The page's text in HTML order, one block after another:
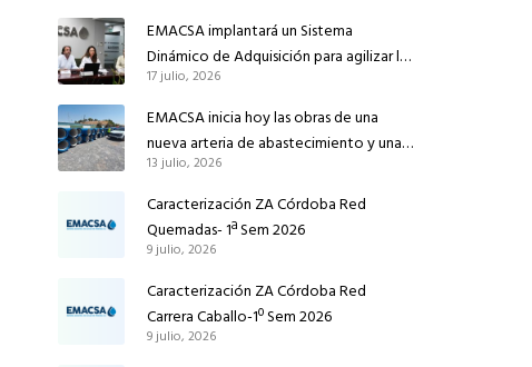
reforzar el suministro de agua de
Córdoba
EMACSA implantará un Sistema
Dinámico de Adquisición para agilizar la
contratación de obras en sus redes e
instalaciones
17 julio, 2026
EMACSA inicia hoy las obras de una
nueva arteria de abastecimiento y una
red de agua no potable en Ingeniero
Ruiz de Azúa
13 julio, 2026
Caracterización ZA Córdoba Red
Quemadas- 1ª Sem 2026
9 julio, 2026
Caracterización ZA Córdoba Red
Carrera Caballo-1º Sem 2026
9 julio, 2026